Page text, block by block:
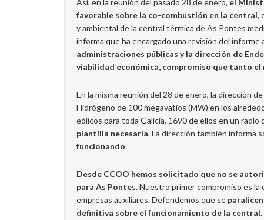
Así, en la reunión del pasado 28 de enero, el
favorable sobre la co-combustión en la central,
y ambiental de la central térmica de As Pontes
informa que ha encargado una revisión del
administraciones públicas y la dirección de
viabilidad económica, compromiso que tanto
En la misma reunión del 28 de enero, la dirección
Hidrógeno de 100 megavatios (MW) en los
eólicos para toda Galicia, 1690 de ellos en un
plantilla necesaria. La dirección también informa
funcionando.
Desde CCOO hemos solicitado que no se
para As Pontes. Nuestro primer compromiso es la
empresas auxiliares. Defendemos que se
definitiva sobre el funcionamiento de la central